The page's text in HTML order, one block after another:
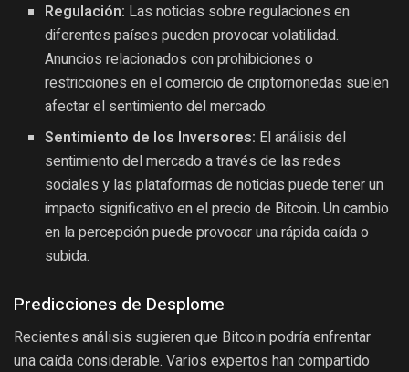
Regulación: Las noticias sobre regulaciones en
diferentes países pueden provocar volatilidad.
Anuncios relacionados con prohibiciones o
restricciones en el comercio de criptomonedas suelen
afectar el sentimiento del mercado.
Sentimiento de los Inversores: El análisis del
sentimiento del mercado a través de las redes
sociales y las plataformas de noticias puede tener un
impacto significativo en el precio de Bitcoin. Un cambio
en la percepción puede provocar una rápida caída o
subida.
Predicciones de Desplome
Recientes análisis sugieren que Bitcoin podría enfrentar
una caída considerable. Varios expertos han compartido